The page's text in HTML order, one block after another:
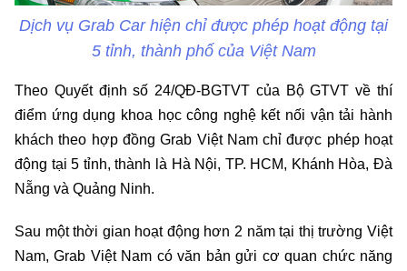
Dịch vụ Grab Car hiện chỉ được phép hoạt động tại
5 tỉnh, thành phố của Việt Nam
Theo Quyết định số 24/QĐ-BGTVT của Bộ GTVT về thí
điểm ứng dụng khoa học công nghệ kết nối vận tải hành
khách theo hợp đồng Grab Việt Nam chỉ được phép hoạt
động tại 5 tỉnh, thành là Hà Nội, TP. HCM, Khánh Hòa, Đà
Nẵng và Quảng Ninh.
Sau một thời gian hoạt động hơn 2 năm tại thị trường Việt
Nam, Grab Việt Nam có văn bản gửi cơ quan chức năng